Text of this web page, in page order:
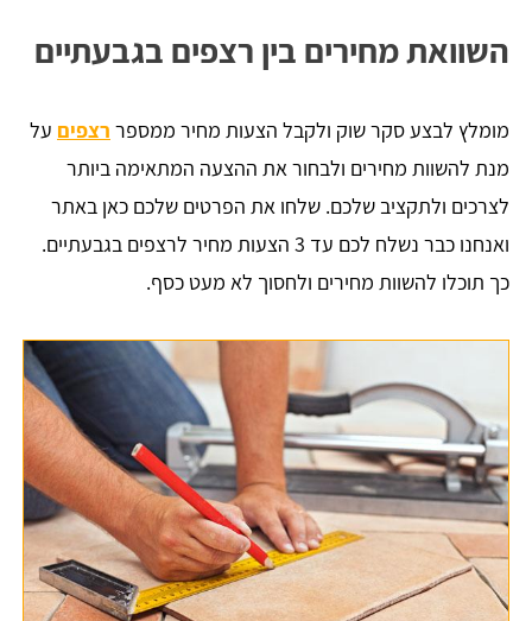
השוואת מחירים בין רצפים בגבעתיים
מומלץ לבצע סקר שוק ולקבל הצעות מחיר ממספר רצפים על
מנת להשוות מחירים ולבחור את ההצעה המתאימה ביותר
לצרכים ולתקציב שלכם. שלחו את הפרטים שלכם כאן באתר
ואנחנו כבר נשלח לכם עד 3 הצעות מחיר לרצפים בגבעתיים.
כך תוכלו להשוות מחירים ולחסוך לא מעט כסף.